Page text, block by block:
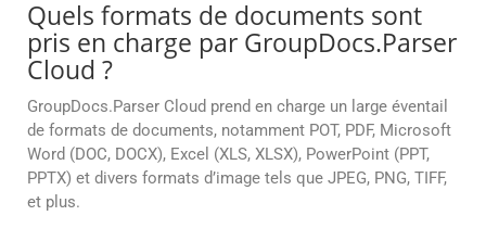
Quels formats de documents sont
pris en charge par GroupDocs.Parser
Cloud ?
GroupDocs.Parser Cloud prend en charge un large éventail
de formats de documents, notamment POT, PDF, Microsoft
Word (DOC, DOCX), Excel (XLS, XLSX), PowerPoint (PPT,
PPTX) et divers formats d’image tels que JPEG, PNG, TIFF,
et plus.